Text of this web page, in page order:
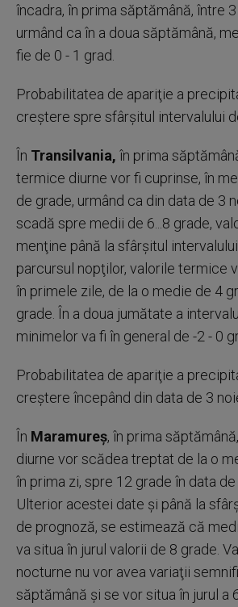
încadra, în prima săptămână, între
urmând ca în a doua săptămână,
fie de 0 - 1 grad.
Probabilitatea de apariţie a
creştere spre sfârşitul intervalului
În Transilvania, în prima
termice diurne vor fi cuprinse, în
de grade, urmând ca din data de 3
scadă spre medii de 6...8 grade,
menţine până la sfârşitul
parcursul nopţilor, valorile termice
în primele zile, de la o medie de 4
grade. În a doua jumătate a
minimelor va fi în general de -2 - 0
Probabilitatea de apariţie a
creştere începând din data de 3
În Maramureş, în prima
diurne vor scădea treptat de la o
în prima zi, spre 12 grade în data
Ulterior acestei date şi până la
de prognoză, se estimează că
va situa în jurul valorii de 8 grade.
nocturne nu vor avea variaţii
săptămână şi se vor situa în jurul a